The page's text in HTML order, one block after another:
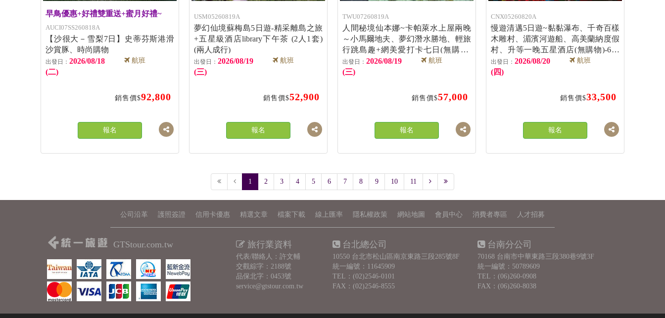
早鳥優惠+好禮雙重送+蜜月好禮~
AUCI07SS260818A
【沙很大－雪梨7日】史蒂芬斯港滑
沙賞豚、時尚購物
2026/08/18
(二)
航班
銷售價$92,800
報名
USM05260819A
夢幻仙境蘇梅島5日遊-精采離島之旅
+五星級酒店library下午茶 (2人1套)
(兩人成行)
2026/08/19
(三)
航班
銷售價$52,900
報名
TWU07260819A
人間秘境仙本娜~卡帕萊水上屋兩晚
～小馬爾地夫、夢幻潛水勝地、輕旅
行跳島趣+網美愛打卡七日(無購物)
(亞航)(兩人成行)
2026/08/19
(三)
航班
銷售價$57,000
報名
CNX05260820A
慢遊清邁5日遊~黏黏瀑布、千奇百樣
木雕村、湄濱河遊船、高美蘭納度假
村、升等一晚五星酒店(無購物)-6人
成行
2026/08/20
(四)
航班
銷售價$33,500
報名
1 2 3 4 5 6 7 8 9 10 11
公司沿革 護照簽證 信用卡優惠 精選文章 檔案下載 線上匯率 隱私權政策 網站地圖 會員中心 消費者專區 人才招募
GTStour.com.tw 旅行業資料
代表/聯絡人：許文輔
交觀綜字：2188號
品保北字：0453號
service@gtstour.com.tw
台北總公司
10550 台北市松山區南京東路三段285號8F
統一編號：11645909
TEL： (02)2546-0101
FAX：(02)2546-8555
台南分公司
70168 台南市中華東路三段380巷9號3F
統一編號：50789609
TEL： (06)260-0908
FAX：(06)260-8038